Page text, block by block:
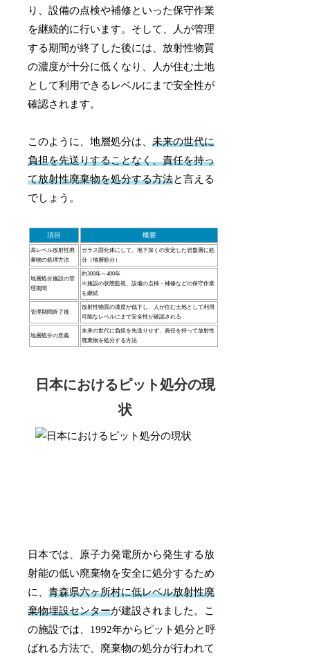
り、設備の点検や補修といった保守作業
を継続的に行います。そして、人が管理
する期間が終了した後には、放射性物質
の濃度が十分に低くなり、人が住む土地
として利用できるレベルにまで安全性が
確認されます。
このように、地層処分は、未来の世代に
負担を先送りすることなく、責任を持っ
て放射性廃棄物を処分する方法と言える
でしょう。
項目 概要
高レベル放射性廃
棄物の処理方法
ガラス固化体にして、地下深くの安定した岩盤層に処
分（地層処分）
地層処分施設の管
理期間
約300年～400年
※施設の状態監視、設備の点検・補修などの保守作業
を継続
管理期間終了後
放射性物質の濃度が低下し、人が住む土地として利用
可能なレベルにまで安全性が確認される
地層処分の意義
未来の世代に負担を先送りせず、責任を持って放射性
廃棄物を処分する方法
日本におけるピット処分の現
状
日本では、原子力発電所から発生する放
射能の低い廃棄物を安全に処分するため
に、青森県六ヶ所村に低レベル放射性廃
棄物埋設センターが建設されました。こ
の施設では、1992年からピット処分と呼
ばれる方法で、廃棄物の処分が行われて